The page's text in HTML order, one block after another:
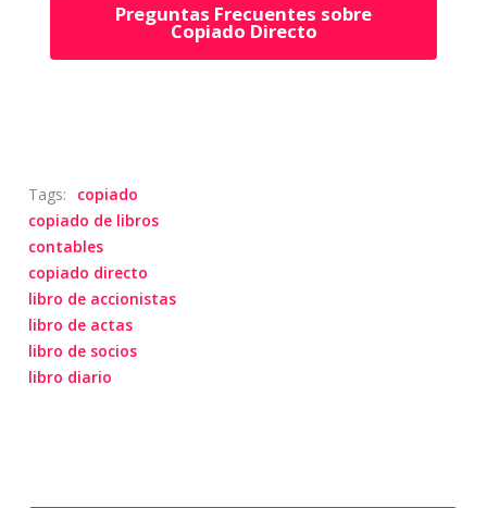
Preguntas Frecuentes sobre
Copiado Directo
Tags:
copiado
copiado de libros
contables
copiado directo
libro de accionistas
libro de actas
libro de socios
libro diario